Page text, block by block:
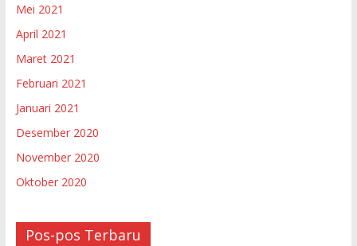
Mei 2021
April 2021
Maret 2021
Februari 2021
Januari 2021
Desember 2020
November 2020
Oktober 2020
Pos-pos Terbaru